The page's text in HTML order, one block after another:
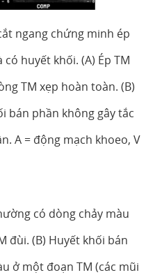
ngang chứng minh ép
huyết khối. (A) Ép TM
TM xẹp hoàn toàn. (B)
bán phần không gây tắc
A = động mạch khoeo, V
có dòng chảy màu
đùi. (B) Huyết khối bán
ở một đoạn TM (các mũi